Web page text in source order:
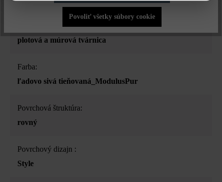
Druh produktu:
plotová a múrová tvárnica
Farba:
ľadovo sivá tieňovaná_ModulusPur
Povrchová štruktúra:
rovný
Povrchový dizajn :
Style
Povoliť všetky súbory cookie